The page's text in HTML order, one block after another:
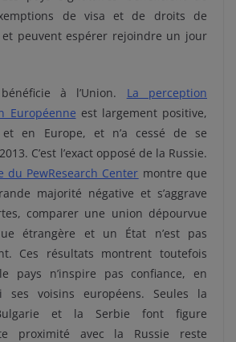
de visa et de droits de
peuvent espérer rejoindre un jour
à l’Union. La perception
Européenne est largement positive,
en Europe, et n’a cessé de se
C’est l’exact opposé de la Russie.
du PewResearch Center montre que
majorité négative et s’aggrave
comparer une union dépourvue
étrangère et un État n’est pas
Ces résultats montrent toutefois
pays n’inspire pas confiance, en
ses voisins européens. Seules la
et la Serbie font figure
proximité avec la Russie reste